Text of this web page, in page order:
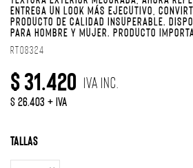
ENTREGA UN LOOK MÁS EJECUTIVO,
PRODUCTO DE CALIDAD INSUPERABLE.
PARA HOMBRE Y MUJER. PRODUCTO
RT08324
$ 31.420 IVA Inc.
$ 26.403 + IVA
Tallas